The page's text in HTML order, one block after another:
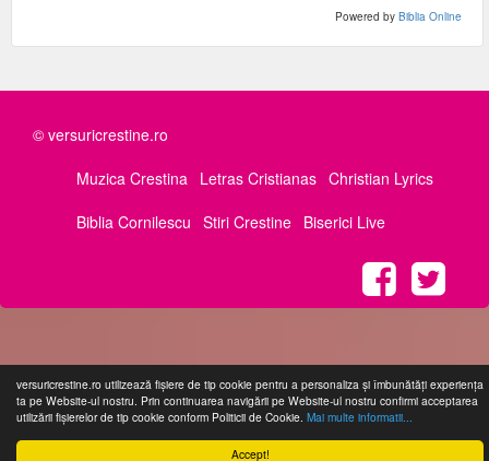
Accept!
versuricrestine.ro utilizează fişiere de tip cookie pentru a personaliza și îmbunătăți experiența
ta pe Website-ul nostru. Prin continuarea navigării pe Website-ul nostru confirmi acceptarea
utilizării fişierelor de tip cookie conform Politicii de Cookie. Mai multe informatii...
Powered by Biblia Online
© versuricrestine.ro
Muzica Crestina Letras Cristianas Christian Lyrics
Biblia Cornilescu Stiri Crestine Biserici Live